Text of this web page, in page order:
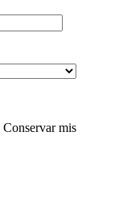
Conservar mis